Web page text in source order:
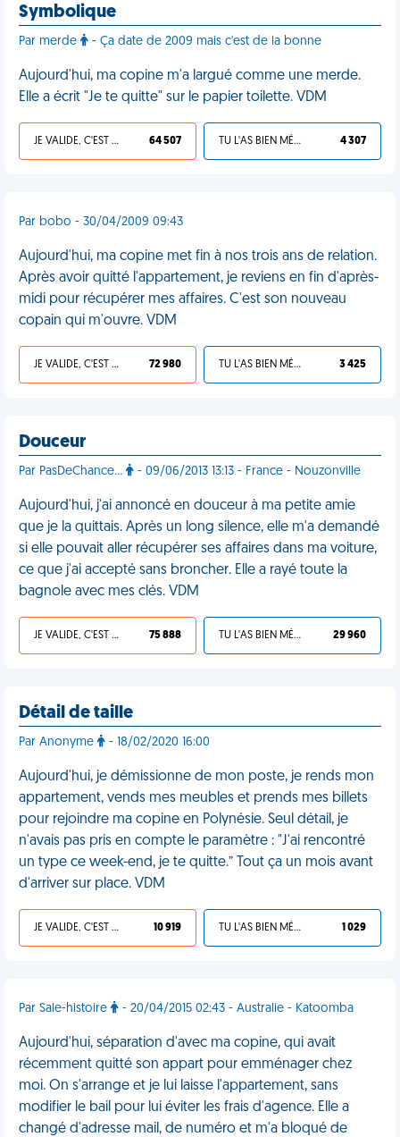
Symbolique
Par merde - Ça date de 2009 mais c'est de la bonne
Aujourd'hui, ma copine m'a largué comme une merde.
Elle a écrit "Je te quitte" sur le papier toilette. VDM
JE VALIDE, C'EST UNE VDM 64 507 TU L'AS BIEN MÉRITÉ 4 307
Par bobo - 30/04/2009 09:43
Aujourd'hui, ma copine met fin à nos trois ans de relation.
Après avoir quitté l'appartement, je reviens en fin d'après-
midi pour récupérer mes affaires. C'est son nouveau
copain qui m'ouvre. VDM
JE VALIDE, C'EST UNE VDM 72 980 TU L'AS BIEN MÉRITÉ 3 425
Douceur
Par PasDeChance... - 09/06/2013 13:13 - France - Nouzonville
Aujourd'hui, j'ai annoncé en douceur à ma petite amie
que je la quittais. Après un long silence, elle m'a demandé
si elle pouvait aller récupérer ses affaires dans ma voiture,
ce que j'ai accepté sans broncher. Elle a rayé toute la
bagnole avec mes clés. VDM
JE VALIDE, C'EST UNE VDM 75 888 TU L'AS BIEN MÉRITÉ 29 960
Détail de taille
Par Anonyme - 18/02/2020 16:00
Aujourd'hui, je démissionne de mon poste, je rends mon
appartement, vends mes meubles et prends mes billets
pour rejoindre ma copine en Polynésie. Seul détail, je
n'avais pas pris en compte le paramètre : "J'ai rencontré
un type ce week-end, je te quitte.” Tout ça un mois avant
d'arriver sur place. VDM
JE VALIDE, C'EST UNE VDM 10 919 TU L'AS BIEN MÉRITÉ 1 029
Par Sale-histoire - 20/04/2015 02:43 - Australie - Katoomba
Aujourd'hui, séparation d'avec ma copine, qui avait
récemment quitté son appart pour emménager chez
moi. On s'arrange et je lui laisse l'appartement, sans
modifier le bail pour lui éviter les frais d'agence. Elle a
changé d'adresse mail, de numéro et m'a bloqué de